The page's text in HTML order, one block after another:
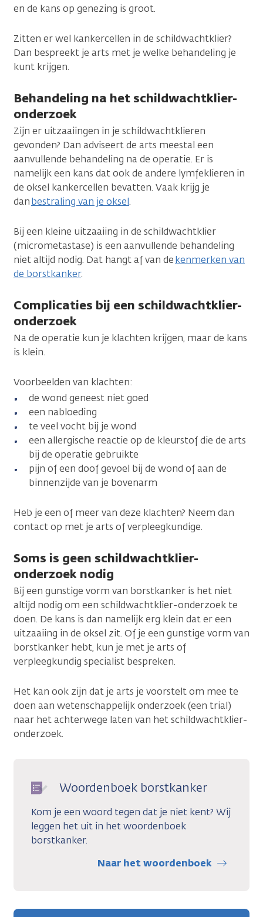
en de kans op genezing is groot.
Zitten er wel kankercellen in de schildwachtklier?
Dan bespreekt je arts met je welke behandeling je
kunt krijgen.
Behandeling na het schildwachtklier-
onderzoek
Zijn er uitzaaiingen in je schildwachtklieren
gevonden? Dan adviseert de arts meestal een
aanvullende behandeling na de operatie. Er is
namelijk een kans dat ook de andere lymfeklieren in
de oksel kankercellen bevatten. Vaak krijg je
danbestraling van je oksel.
Bij een kleine uitzaaiing in de schildwachtklier
(micrometastase) is een aanvullende behandeling
niet altijd nodig. Dat hangt af van dekenmerken van
de borstkanker.
Complicaties bij een schildwachtklier-
onderzoek
Na de operatie kun je klachten krijgen, maar de kans
is klein.
Voorbeelden van klachten:
de wond geneest niet goed
een nabloeding
te veel vocht bij je wond
een allergische reactie op de kleurstof die de arts
bij de operatie gebruikte
pijn of een doof gevoel bij de wond of aan de
binnenzijde van je bovenarm
Heb je een of meer van deze klachten? Neem dan
contact op met je arts of verpleegkundige.
Soms is geen schildwachtklier-
onderzoek nodig
Bij een gunstige vorm van borstkanker is het niet
altijd nodig om een schildwachtklier-onderzoek te
doen. De kans is dan namelijk erg klein dat er een
uitzaaiing in de oksel zit. Of je een gunstige vorm van
borstkanker hebt, kun je met je arts of
verpleegkundig specialist bespreken.
Het kan ook zijn dat je arts je voorstelt om mee te
doen aan wetenschappelijk onderzoek (een trial)
naar het achterwege laten van het schildwachtklier-
onderzoek.
Woordenboek borstkanker
Kom je een woord tegen dat je niet kent? Wij
leggen het uit in het woordenboek
borstkanker.
Naar het woordenboek